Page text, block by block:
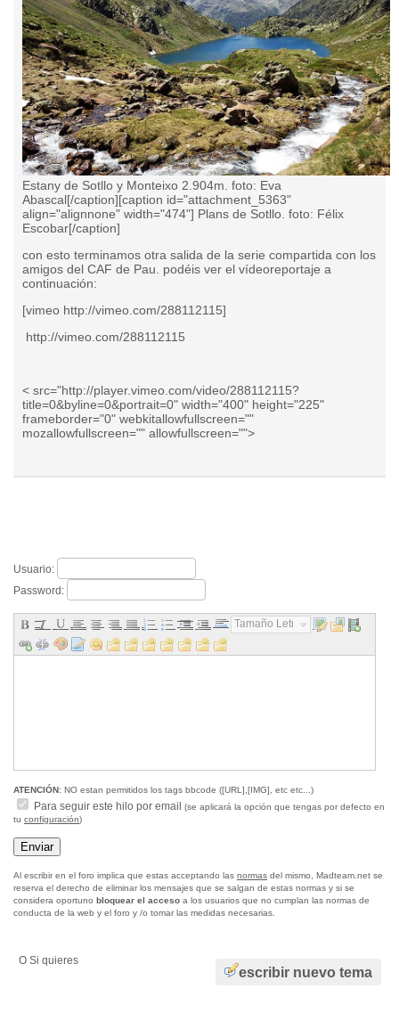
Estany de Sotllo y Monteixo 2.904m. foto: Eva
Abascal[/caption][caption id="attachment_5363"
align="alignnone" width="474"] Plans de Sotllo. foto: Félix
Escobar[/caption]
con esto terminamos otra salida de la serie compartida con los
amigos del CAF de Pau. podéis ver el vídeoreportaje a
continuación:
[vimeo http://vimeo.com/288112115]
http://vimeo.com/288112115
< src="http://player.vimeo.com/video/288112115?
title=0&byline=0&portrait=0" width="400" height="225"
frameborder="0" webkitallowfullscreen=""
mozallowfullscreen="" allowfullscreen="">
Usuario:
Password:
Tamaño Letra...
ATENCIÓN: NO estan permitidos los tags bbcode ([URL],[IMG], etc etc...)
Para seguir este hilo por email
(se aplicará la opción que tengas por defecto en
tu configuración)
Al escribir en el foro implica que estas acceptando las normas del mismo, Madteam.net se
reserva el derecho de eliminar los mensajes que se salgan de estas normas y si se
considera oportuno bloquear el acceso a los usuarios que no cumplan las normas de
conducta de la web y el foro y /o tomar las medidas necesarias.
escribir nuevo tema
O Si quieres